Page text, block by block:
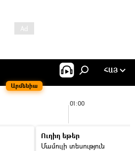
Արմենիա
ՀԱՅ
01:00
Ուղիղ եթեր
Մամուլի տեսություն